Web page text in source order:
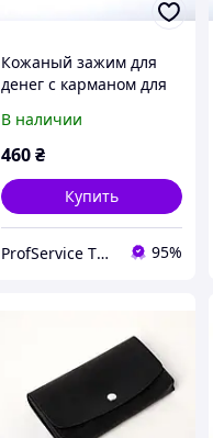
Кожаный зажим для
денег с карманом для
женский зеленый Zosh
В наличии
460 ₴
Купить
ProfService ТОВ "Профессиональный сервис" 95%